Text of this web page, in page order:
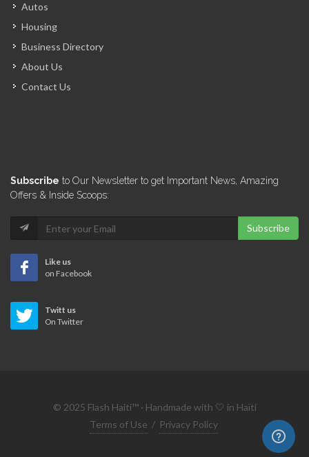
Autos
Housing
Business Directory
About Us
Contact Us
Subscribe to Our Newsletter to get Important News, Amazing
Offers & Inside Scoops:
Subscribe
Like us
on Facebook
Twitt us
On Twitter
© 2025 Flash Haiti™ · Handmade with 🤍 in Haïti
Terms of Use / Privacy Policy